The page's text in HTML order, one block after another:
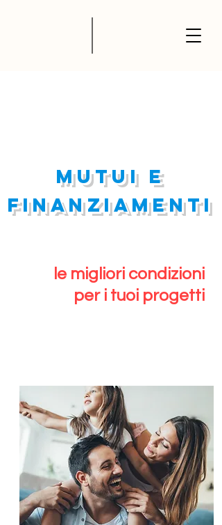
Mutui e
finanziamenti
le migliori condizioni
per i tuoi progetti